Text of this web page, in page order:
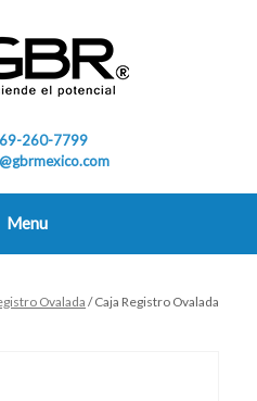
260-7799
Menu
Ovalada/ Caja Registro Ovalada